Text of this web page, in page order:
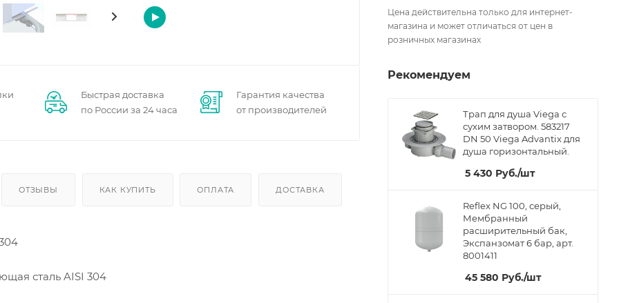
Быстрая доставка
по России за 24 часа
Гарантия качества
от производителей
ОТЗЫВЫ КАК КУПИТЬ ОПЛАТА ДОСТАВКА
сталь AISI 304
Цена действительна только для интернет-
магазина и может отличаться от цен в
розничных магазинах
Рекомендуем
Трап для душа Viega с
сухим затвором. 583217
DN 50 Viega Advantix для
душа горизонтальный.
5 430 Руб./шт
Reflex NG 100, серый,
Мембранный
расширительный бак,
Экспанзомат 6 бар, арт.
8001411
45 580 Руб./шт